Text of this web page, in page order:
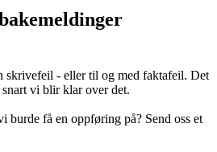
skrivefeil - eller til og med faktafeil. Det
vi blir klar over det.
burde få en oppføring på? Send oss et